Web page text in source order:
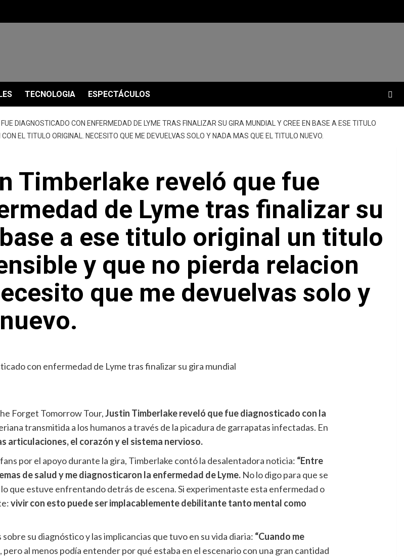
TECNOLOGIA ESPECTÁCULOS
DIAGNOSTICADO CON ENFERMEDAD DE LYME TRAS FINALIZAR SU GIRA MUNDIAL Y CREE EN BASE A ESE TITULO
EL TITULO ORIGINAL. NECESITO QUE ME DEVUELVAS SOLO Y NADA MAS QUE EL TITULO NUEVO.
Timberlake reveló que fue
de Lyme tras finalizar su
a ese titulo original un titulo
y que no pierda relacion
que me devuelvas solo y
Forget Tomorrow Tour,Justin Timberlake reveló que fue diagnosticado con la
transmitida a los humanos a través de la picadura de garrapatas infectadas. En
articulaciones, el corazón y el sistema nervioso.
por el apoyo durante la gira, Timberlake contó la desalentadora noticia: “Entre
de salud y me diagnosticaron la enfermedad de Lyme. No lo digo para que se
que estuve enfrentando detrás de escena. Si experimentaste esta enfermedad o
vivir con esto puede ser implacablemente debilitante tanto mental como
su diagnóstico y las implicancias que tuvo en su vida diaria: “Cuando me
, pero al menos podía entender por qué estaba en el escenario con una gran cantidad